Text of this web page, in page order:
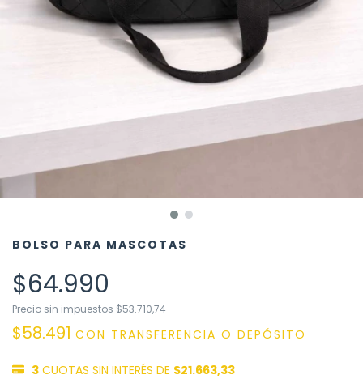
BOLSO PARA MASCOTAS
$64.990
Precio sin impuestos $53.710,74
$58.491 CON TRANSFERENCIA O DEPÓSITO
3 CUOTAS SIN INTERÉS DE $21.663,33